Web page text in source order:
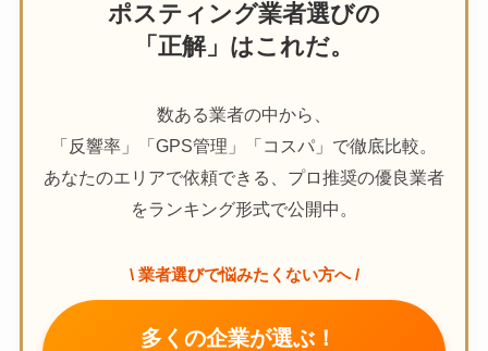
ポスティング業者選びの
「正解」はこれだ。
数ある業者の中から、
「反響率」「GPS管理」「コスパ」で徹底比較。
あなたのエリアで依頼できる、プロ推奨の優良業者
をランキング形式で公開中。
\ 業者選びで悩みたくない方へ /
多くの企業が選ぶ！